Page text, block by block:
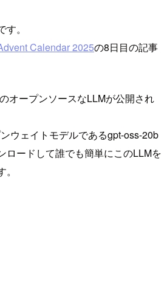
。
Calendar 2025の8日目の記事
オープンソースなLLMが公開され
ウェイトモデルであるgpt-oss-20b
ロードして誰でも簡単にこのLLMを